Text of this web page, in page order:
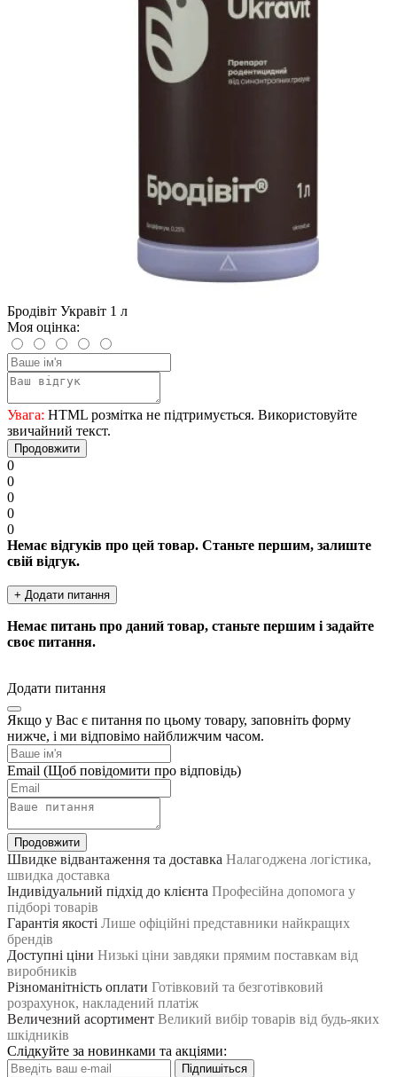
Бродівіт Укравіт 1 л
Моя оцінка:
Увага: HTML розмітка не підтримується. Використовуйте
звичайний текст.
Продовжити
0
0
0
0
0
Немає відгуків про цей товар. Станьте першим, залиште
свій відгук.
+ Додати питання
Немає питань про даний товар, станьте першим і задайте
своє питання.
Додати питання
Якщо у Вас є питання по цьому товару, заповніть форму
нижче, і ми відповімо найближчим часом.
Email (Щоб повідомити про відповідь)
Продовжити
Швидке відвантаження та доставка Налагоджена логістика,
швидка доставка
Індивідуальний підхід до клієнта Професійна допомога у
підборі товарів
Гарантія якості Лише офіційні представники найкращих
брендів
Доступні ціни Низькі ціни завдяки прямим поставкам від
виробників
Різноманітність оплати Готівковий та безготівковий
розрахунок, накладений платіж
Величезний асортимент Великий вибір товарів від будь-яких
шкідників
Слідкуйте за новинками та акціями:
Підпишіться